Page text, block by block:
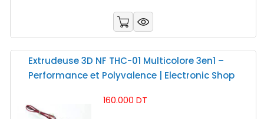
Extrudeuse 3D NF THC-01 Multicolore 3en1 –
Performance et Polyvalence | Electronic Shop
160.000 DT